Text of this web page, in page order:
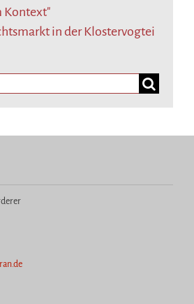
Kontext"
in der Klostervogtei